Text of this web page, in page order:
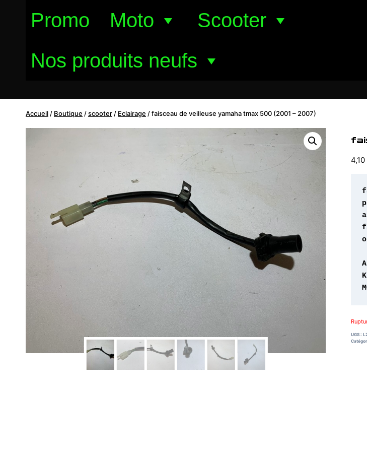
Promo Moto
Scooter
Nos produits neufs
Accueil / Boutique /scooter / Eclairage /faisceau de veilleuse yamaha tmax 500 (2001 – 2007)
4,10
UGS :